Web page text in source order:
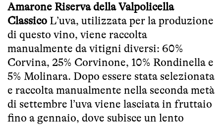
Amarone Riserva della Valpolicella
Classico L’uva, utilizzata per la produzione
di questo vino, viene raccolta
manualmente da vitigni diversi: 60%
Corvina, 25% Corvinone, 10% Rondinella e
5% Molinara. Dopo essere stata selezionata
e raccolta manualmente nella seconda metà
di settembre l’uva viene lasciata in fruttaio
fino a gennaio, dove subisce un lento